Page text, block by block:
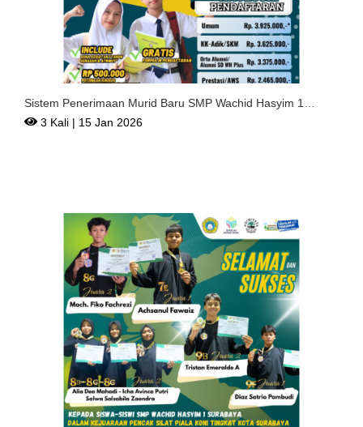
Sistem Penerimaan Murid Baru SMP Wachid Hasyim 1
Surabaya Te
3 Kali | 15 Jan 2026